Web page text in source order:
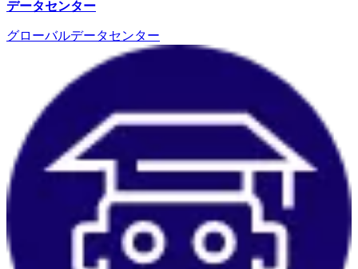
データセンター
グローバルデータセンター